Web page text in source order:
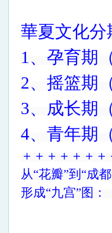
華夏文化分
1 、孕育期
2、摇篮期
3、成长期
4、青年期
＋＋＋＋＋＋＋
从“花瓣”到“成
形成“九宫”图：